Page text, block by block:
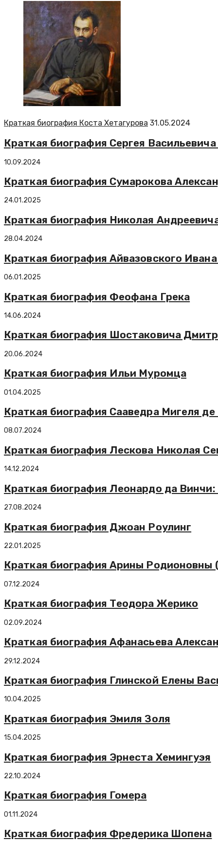
Краткая биография Коста Хетагурова 31.05.2024
Краткая биография Сергея
10.09.2024
Краткая биография Сумарокова
24.01.2025
Краткая биография Николая
28.04.2024
Краткая биография Айвазовского
06.01.2025
Краткая биография Феофана Грека
14.06.2024
Краткая биография Шостаковича
20.06.2024
Краткая биография Ильи Муромца
01.04.2025
Краткая биография Сааведра Мигеля
08.07.2024
Краткая биография Лескова Николая
14.12.2024
Краткая биография Леонардо да
27.08.2024
Краткая биография Джоан Роулинг
22.01.2025
Краткая биография Арины Родионовны
07.12.2024
Краткая биография Теодора Жерико
02.09.2024
Краткая биография Афанасьева
29.12.2024
Краткая биография Глинской Елены
10.04.2025
Краткая биография Эмиля Золя
15.04.2025
Краткая биография Эрнеста Хемингуэя
22.10.2024
Краткая биография Гомера
01.11.2024
Краткая биография Фредерика Шопена